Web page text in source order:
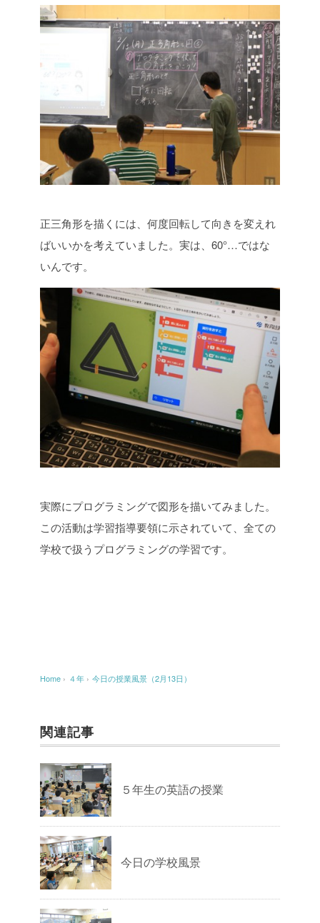
正三角形を描くには、何度回転して向きを変えれ
ばいいかを考えていました。実は、60°…ではな
いんです。
実際にプログラミングで図形を描いてみました。
この活動は学習指導要領に示されていて、全ての
学校で扱うプログラミングの学習です。
Home › ４年 › 今日の授業風景（2月13日）
関連記事
５年生の英語の授業
今日の学校風景